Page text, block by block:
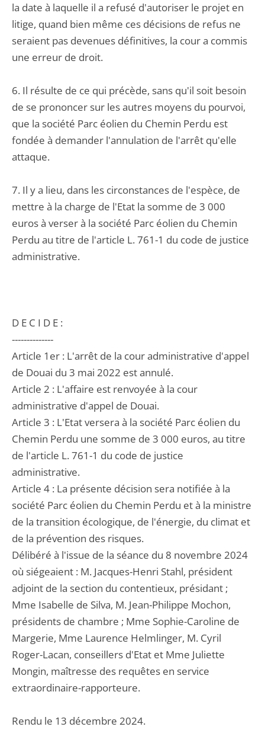
la date à laquelle il a refusé d'autoriser le projet en
litige, quand bien même ces décisions de refus ne
seraient pas devenues définitives, la cour a commis
une erreur de droit.
6. Il résulte de ce qui précède, sans qu'il soit besoin
de se prononcer sur les autres moyens du pourvoi,
que la société Parc éolien du Chemin Perdu est
fondée à demander l'annulation de l'arrêt qu'elle
attaque.
7. Il y a lieu, dans les circonstances de l'espèce, de
mettre à la charge de l'Etat la somme de 3 000
euros à verser à la société Parc éolien du Chemin
Perdu au titre de l'article L. 761-1 du code de justice
administrative.
D E C I D E :
--------------
Article 1er : L'arrêt de la cour administrative d'appel
de Douai du 3 mai 2022 est annulé.
Article 2 : L'affaire est renvoyée à la cour
administrative d'appel de Douai.
Article 3 : L'Etat versera à la société Parc éolien du
Chemin Perdu une somme de 3 000 euros, au titre
de l'article L. 761-1 du code de justice
administrative.
Article 4 : La présente décision sera notifiée à la
société Parc éolien du Chemin Perdu et à la ministre
de la transition écologique, de l'énergie, du climat et
de la prévention des risques.
Délibéré à l'issue de la séance du 8 novembre 2024
où siégeaient : M. Jacques-Henri Stahl, président
adjoint de la section du contentieux, présidant ;
Mme Isabelle de Silva, M. Jean-Philippe Mochon,
présidents de chambre ; Mme Sophie-Caroline de
Margerie, Mme Laurence Helmlinger, M. Cyril
Roger-Lacan, conseillers d'Etat et Mme Juliette
Mongin, maîtresse des requêtes en service
extraordinaire-rapporteure.
Rendu le 13 décembre 2024.